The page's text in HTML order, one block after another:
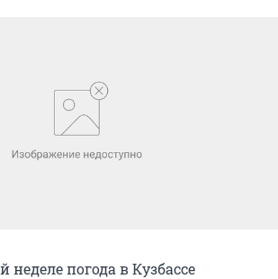
неделе погода в Кузбассе